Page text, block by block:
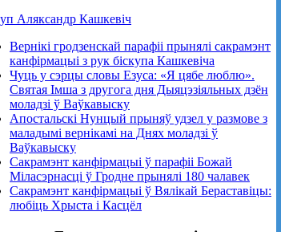
Аляксандр Кашкевіч
Вернікі гродзенскай парафіі прынялі сакрамэнт
канфірмацыі з рук біскупа Кашкевіча
Чуць у сэрцы словы Езуса: «Я цябе люблю».
Святая Імша з другога дня Дыяцэзіяльных дзён
моладзі ў Ваўкавыску
Апостальскі Нунцый прыняў удзел у размове з
маладымі вернікамі на Днях моладзі ў
Ваўкавыску
Сакрамэнт канфірмацыі ў парафіі Божай
Міласэрнасці ў Гродне прынялі 180 чалавек
Сакрамэнт канфірмацыі ў Вялікай Бераставіцы:
любіць Хрыста і Касцёл